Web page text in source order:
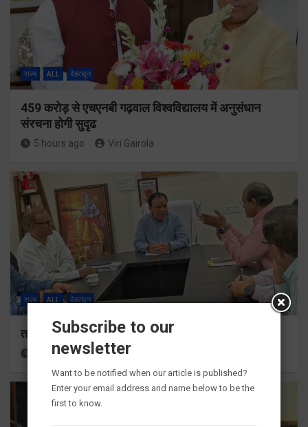
राज्य ALL देहरादून
459 करोड़ से एचएनबी गढ़वाल विश्वविद्यालय में अनुसंधान
संरचना होगी सुदृढ
5 hours ago Viri Gairola
राज्य ALL देहरादून
तकनीकी शिक्षा विभाग प्रदेशभर में आयोजित करेगा रोजगार मेले
5 hours ago Viri Gairola
Subscribe to our
newsletter
Want to be notified when our article is published?
Enter your email address and name below to be the
first to know.